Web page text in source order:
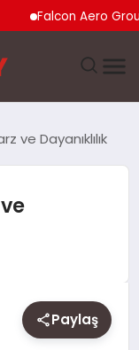
Falcon Aero Group,
ve Dayanıklılık
Paylaş